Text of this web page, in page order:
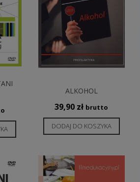
ALKOHOL
39,90 zł brutto
DODAJ DO KOSZYKA